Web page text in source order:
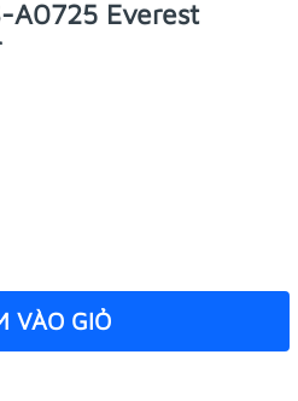
A0725 Everest
VÀO GIỎ